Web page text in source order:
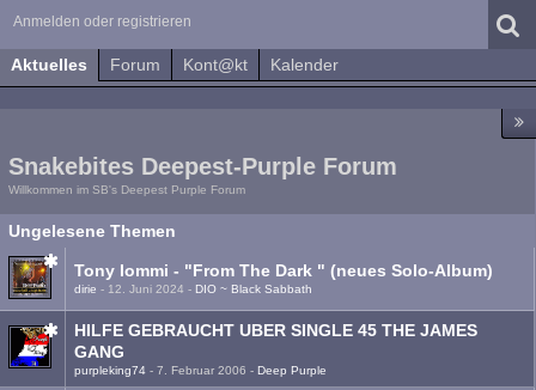
Anmelden oder registrieren
Aktuelles Forum Kont@kt Kalender
Snakebites Deepest-Purple Forum
Willkommen im SB's Deepest Purple Forum
Ungelesene Themen
Tony Iommi - "From The Dark " (neues Solo-Album)
dirie - 12. Juni 2024 - DIO ~ Black Sabbath
HILFE GEBRAUCHT UBER SINGLE 45 THE JAMES
GANG
purpleking74 - 7. Februar 2006 - Deep Purple